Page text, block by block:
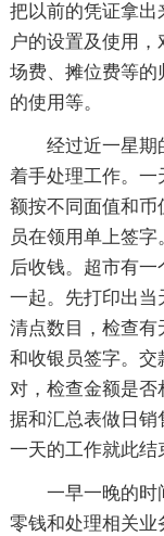
把以前的凭证拿出
户的设置及使用
场费、摊位费等的
的使用等。
经过近一星期
着手处理工作。一
额按不同面值和币
员在领用单上签
后收钱。超市有
一起。先打印出
清点数目，检查有
和收银员签字。
对，检查金额是否
据和汇总表做日销
一天的工作就此结
一早一晚的时
零钱和处理相关业